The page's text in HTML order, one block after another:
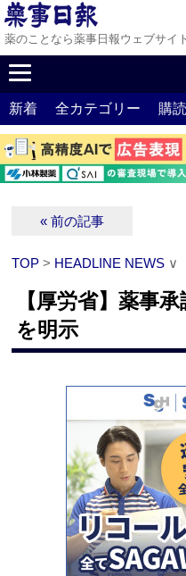
薬のことなら薬事日報ウェブサイト
新着 全カテゴリー 購
« 前の記事
TOP > HEADLINE NEWS ∨
【厚労省】薬事
を明示